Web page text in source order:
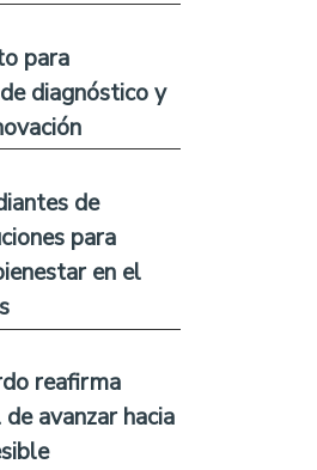
para
diagnóstico y
de
para
en el
reafirma
avanzar hacia